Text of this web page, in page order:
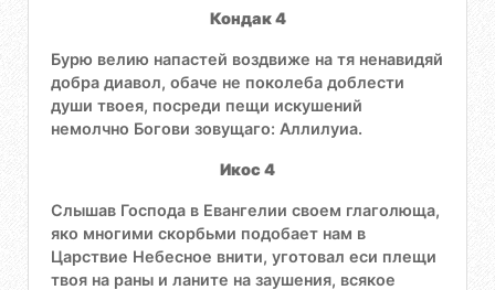
Кондак 4
Бурю велию напастей воздвиже на тя ненавидяй
добра диавол, обаче не поколеба доблести
души твоея, посреди пещи искушений
немолчно Богови зовущаго: Аллилуиа.
Икос 4
Слышав Господа в Евангелии своем глаголюща,
яко многими скорбьми подобает нам в
Царствие Небесное внити, уготовал еси плещи
твоя на раны и ланите на заушения, всякое